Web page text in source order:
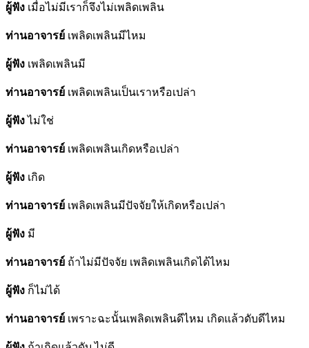
ผู้ฟัง เมื่อไม่มีเราก็จึงไม่เพลิดเพลิน
ท่านอาจารย์ เพลิดเพลินมีไหม
ผู้ฟัง เพลิดเพลินมี
ท่านอาจารย์ เพลิดเพลินเป็นเราหรือเปล่า
ผู้ฟังไม่ใช่
ท่านอาจารย์ เพลิดเพลินเกิดหรือเปล่า
ผู้ฟัง เกิด
ท่านอาจารย์ เพลิดเพลินมีปัจจัยให้เกิดหรือเปล่า
ผู้ฟัง มี
ท่านอาจารย์ ถ้าไม่มีปัจจัย เพลิดเพลินเกิดได้ไหม
ผู้ฟัง ก็ไม่ได้
ท่านอาจารย์ เพราะฉะนั้นเพลิดเพลินดีไหม เกิดแล้วดับดีไหม